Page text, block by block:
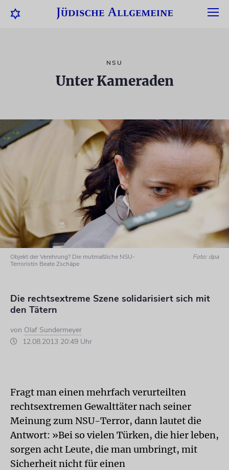
NSU
Unter Kameraden
Objekt der Verehrung? Die mutmaßliche NSU-
Terroristin Beate Zschäpe
Foto: dpa
Die rechtsextreme Szene solidarisiert sich mit
den Tätern
von Olaf Sundermeyer
12.08.2013 20:49 Uhr
Fragt man einen mehrfach verurteilten
rechtsextremen Gewalttäter nach seiner
Meinung zum NSU-Terror, dann lautet die
Antwort: »Bei so vielen Türken, die hier leben,
sorgen acht Leute, die man umbringt, mit
Sicherheit nicht für einen